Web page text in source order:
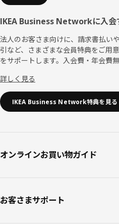
IKEA Business Networkに入会
法人のお客さま向けに、請求書払い
引など、さまざまな会員特典をご用
をサポートします。入会費・年会費無
詳しく見る
IKEA Business Network特典を見る
オンラインお買い物ガイド
お客さまサポート